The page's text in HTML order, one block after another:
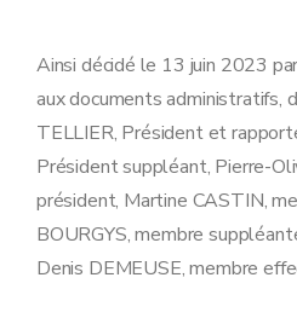
Ainsi décidé le 13 juin 2023
aux documents administratifs,
TELLIER, Président et
Président suppléant, Pierre-
président, Martine CASTIN,
BOURGYS, membre
Denis DEMEUSE, membre